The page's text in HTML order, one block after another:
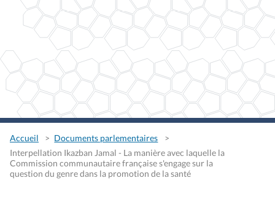
Accueil
Documents parlementaires
Interpellation Ikazban Jamal - La manière avec laquelle la
Commission communautaire française s'engage sur la
question du genre dans la promotion de la santé